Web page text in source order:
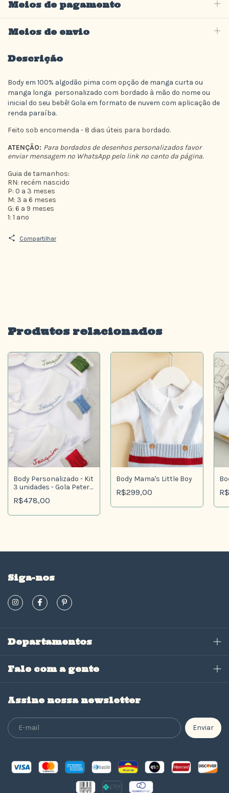
Meios de pagamento
Meios de envio
Descrição
Body em 100% algodão pima com opção de manga curta ou
manga longa personalizado com bordado à mão do nome ou
inicial do seu bebê! Gola em formato de nuvem com aplicação de
renda paraíba.
Feito sob encomenda - 8 dias úteis para bordado.
ATENÇÃO: Para bordados de desenhos personalizados favor
enviar mensagem no WhatsApp pelo link no canto da página.
Guia de tamanhos:
RN: recém nascido
P: 0 a 3 meses
M: 3 a 6 meses
G: 6 a 9 meses
1: 1 ano
Compartilhar
Produtos relacionados
Body Personalizado - Kit
3 unidades - Gola Peter
Pan
R$478,00
Body Mama's Little Boy
R$299,00
Siga-nos
Departamentos
Fale com a gente
Assine nossa newsletter